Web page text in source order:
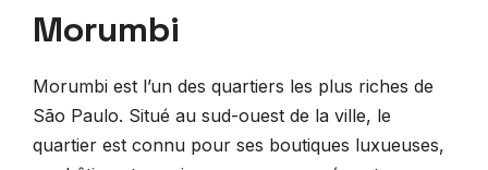
Morumbi
Morumbi est l’un des quartiers les plus riches de
São Paulo. Situé au sud-ouest de la ville, le
quartier est connu pour ses boutiques luxueuses,